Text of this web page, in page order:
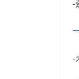
-
-